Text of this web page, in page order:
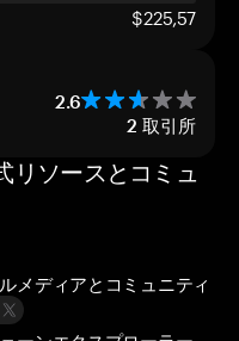
$225,57
2.6
2 取引所
リソースとコミュ
メディアとコミュニティ